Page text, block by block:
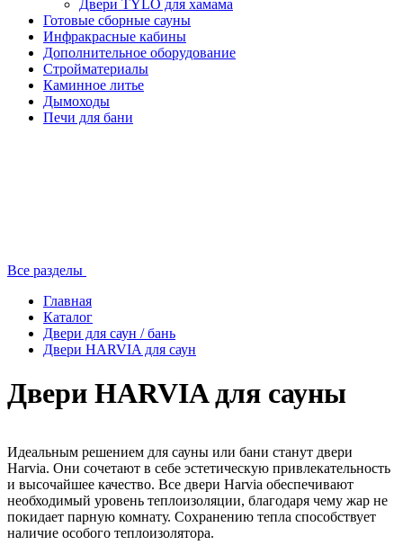
Двери TYLO для хамама
Готовые сборные сауны
Инфракрасные кабины
Дополнительное оборудование
Стройматериалы
Каминное литье
Дымоходы
Печи для бани
Все разделы
Главная
Каталог
Двери для саун / бань
Двери HARVIA для саун
Двери HARVIA для сауны
Идеальным решением для сауны или бани станут двери
Harvia. Они сочетают в себе эстетическую привлекательность
и высочайшее качество. Все двери Harvia обеспечивают
необходимый уровень теплоизоляции, благодаря чему жар не
покидает парную комнату. Сохранению тепла способствует
наличие особого теплоизолятора.